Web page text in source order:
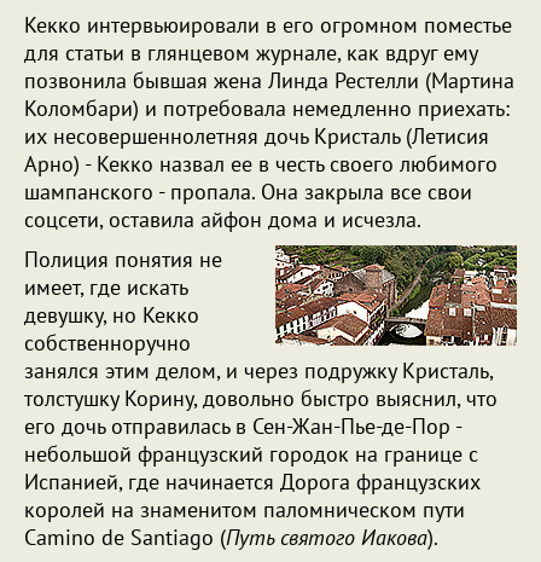
Кекко интервьюировали в его огромном поместье
для статьи в глянцевом журнале, как вдруг ему
позвонила бывшая жена Линда Рестелли (Мартина
Коломбари) и потребовала немедленно приехать:
их несовершеннолетняя дочь Кристаль (Летисия
Арно) - Кекко назвал ее в честь своего любимого
шампанского - пропала. Она закрыла все свои
соцсети, оставила айфон дома и исчезла.
Полиция понятия не
имеет, где искать
девушку, но Кекко
собственноручно
занялся этим делом, и через подружку Кристаль,
толстушку Корину, довольно быстро выяснил, что
его дочь отправилась в Сен-Жан-Пье-де-Пор -
небольшой французский городок на границе с
Испанией, где начинается Дорога французских
королей на знаменитом паломническом пути
Camino de Santiago (Путь святого Иакова).